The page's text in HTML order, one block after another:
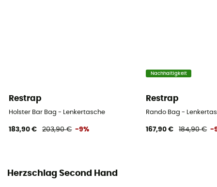
Restrap
Holster Bar Bag - Lenkertasche
183,90 € 203,90 € -9%
Nachhaltigkeit
Restrap
Rando Bag -
167,90 € 184,90 € -
Herzschlag Second Hand